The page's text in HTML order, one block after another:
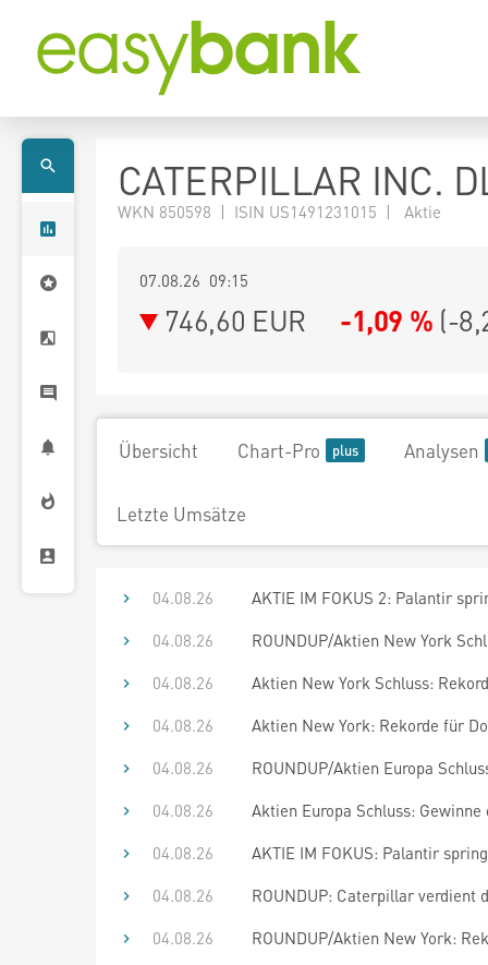
CATERPILLAR INC.
WKN 850598 | ISIN US1491231015 | Aktie
07.08.26 09:15
746,60 EUR -1,09 % (-
Übersicht Chart-Pro Analysen
Letzte Umsätze
04.08.26
AKTIE IM FOKUS 2: Palantir
04.08.26
ROUNDUP/Aktien New York
04.08.26
Aktien New York Schluss:
04.08.26
Aktien New York: Rekorde für
04.08.26
ROUNDUP/Aktien Europa
04.08.26
Aktien Europa Schluss:
04.08.26
AKTIE IM FOKUS: Palantir
04.08.26
ROUNDUP: Caterpillar
04.08.26
ROUNDUP/Aktien New York: